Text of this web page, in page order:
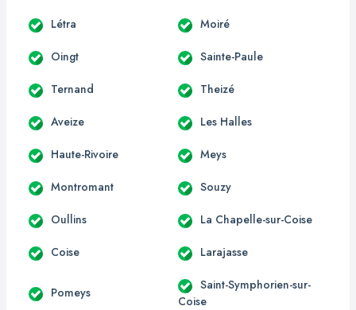
Létra Moiré
Oingt Sainte-Paule
Ternand Theizé
Aveize Les Halles
Haute-Rivoire Meys
Montromant Souzy
Oullins La Chapelle-sur-Coise
Coise Larajasse
Pomeys
Saint-Symphorien-sur-
Coise